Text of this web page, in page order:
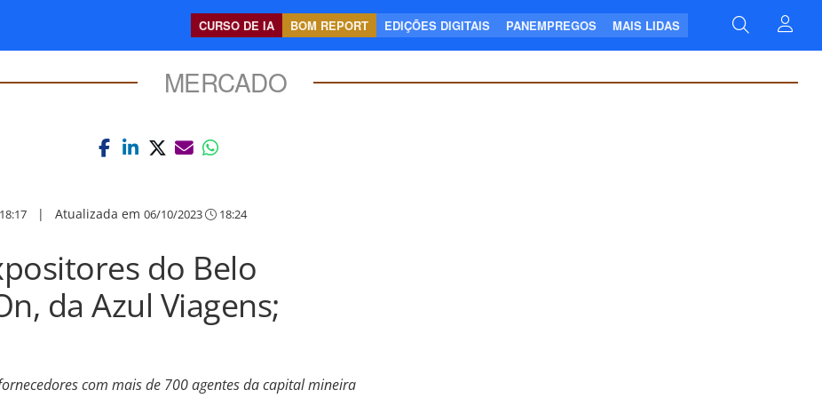
CURSO DE IA BOM REPORT EDIÇÕES DIGITAIS PANEMPREGOS MAIS LIDAS
MERCADO
18:17 | Atualizada em 06/10/2023 18:24
do Belo
da Azul Viagens;
com mais de 700 agentes da capital mineira